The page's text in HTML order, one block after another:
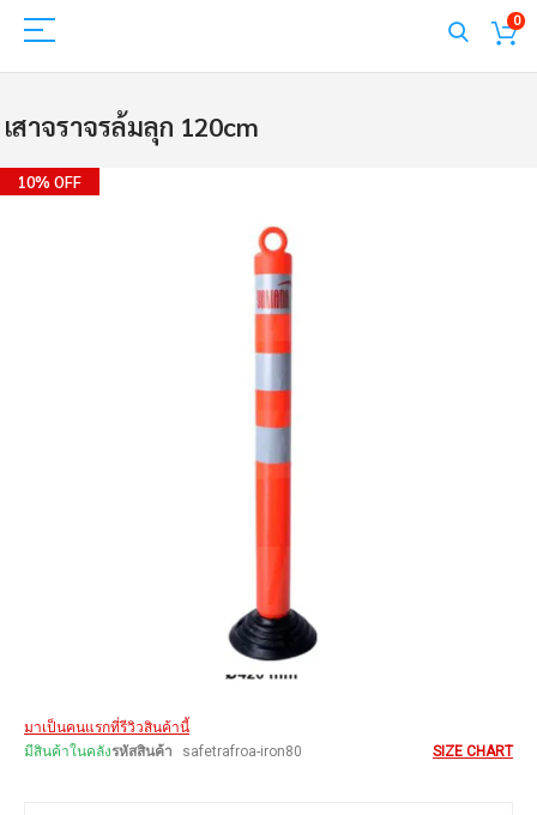
0
เสาจราจรล้มลุก 120cm
Skip
to
10% OFF
มาเป็นคนแรกที่รีวิวสินค้านี้
มีสินค้าในคลังรหัสสินค้า safetrafroa-iron80 SIZE CHART